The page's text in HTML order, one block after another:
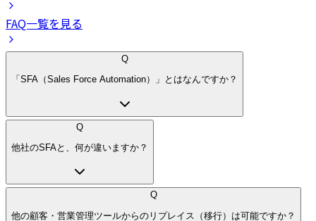
FAQ一覧を見る
Q
「SFA（Sales Force Automation）」とはなんですか？
Q
他社のSFAと、何が違いますか？
Q
他の顧客・営業管理ツールからのリプレイス（移行）は可能ですか？